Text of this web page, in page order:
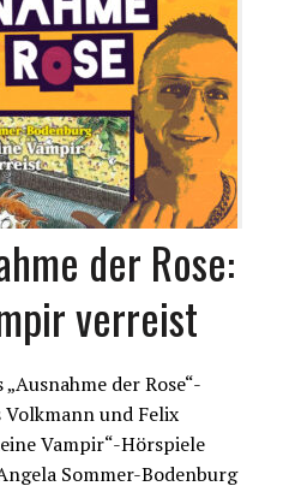
der Rose:
verreist
der Rose“-
und Felix
Vampir“-Hörspiele
Sommer-Bodenburg